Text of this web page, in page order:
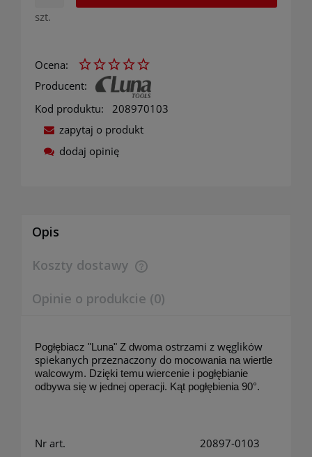
szt.
Ocena:
Producent:
Kod produktu:
208970103
zapytaj o produkt
dodaj opinię
Opis
Koszty dostawy
Cena nie zawiera ewentualnych kosztów płatności
Opinie o produkcie (0)
Pogłębiacz "Luna" Z dwoma ostrzami z węglików
spiekanych przeznaczony do mocowania na wiertle
walcowym. Dzięki temu wiercenie i pogłębianie
odbywa się w jednej operacji. Kąt pogłębienia 90°.
Nr art. 20897-0103